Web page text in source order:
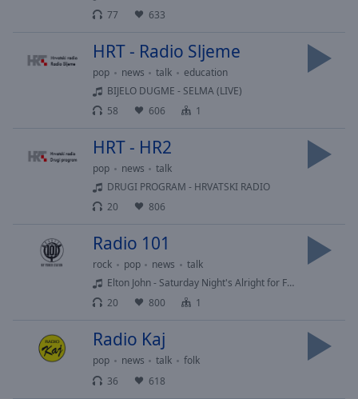
Background
77
633
HRT - Radio Sljeme
pop news talk
education
BIJELO DUGME - SELMA (LIVE)
58
606 1
HRT - HR2
pop news
talk
DRUGI PROGRAM - HRVATSKI RADIO
20
806
Radio 101
rock pop news
talk
Elton John - Saturday Night's Alright for Fighting
20
800 1
Radio Kaj
pop news talk
folk
36
618